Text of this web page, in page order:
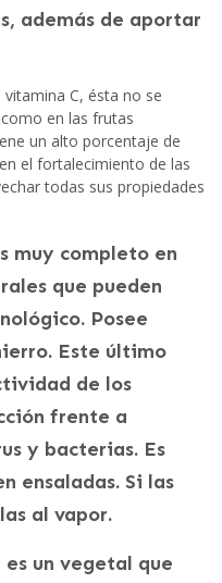
además de aportar
C, ésta no se
en las frutas
un alto porcentaje de
el fortalecimiento de las
todas sus propiedades
muy completo en
que pueden
Posee
Este último
de los
frente a
y bacterias. Es
ensaladas. Si las
al vapor.
un vegetal que